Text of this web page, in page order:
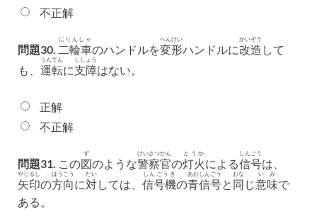
不正解
問題30. 二輪車
にりんしゃ
のハンドルを変形
へんけい
ハンドルに改造
かいぞう
して
も、 運転
うんてん
に支障
ししょう
はない。
正解
不正解
問題31. この図
ず
のような警察官
けいさつかん
の灯火
とうか
による信号
しんごう
は、
矢印
やじるし
の方向
ほうこう
に対
たい
しては、 信号機
しんごうき
の青信号
あおしんごう
と 同
おな
じ意味
いみ
で
ある。